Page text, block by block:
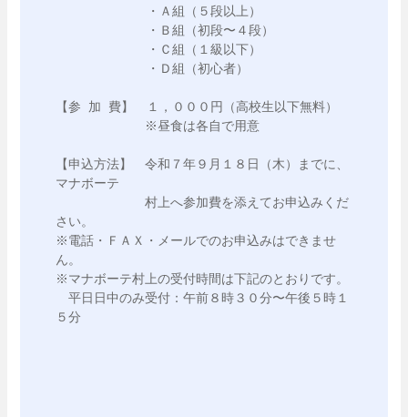
・Ａ組（５段以上）
・Ｂ組（初段〜４段）
・Ｃ組（１級以下）
・Ｄ組（初心者）
【参 加 費】　１，０００円（高校生以下無料）
※昼食は各自で用意
【申込方法】　令和７年９月１８日（木）までに、
マナボーテ
村上へ参加費を添えてお申込みくだ
さい。
※電話・ＦＡＸ・メールでのお申込みはできませ
ん。
※マナボーテ村上の受付時間は下記のとおりです。
平日日中のみ受付：午前８時３０分〜午後５時１
５分